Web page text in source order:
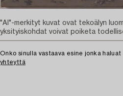
Onko sinulla vastaava esine jonka
yhteyttä
"AI"-merkityt kuvat ovat tekoälyn
yksityiskohdat voivat poiketa